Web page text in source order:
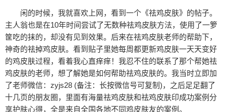
闲的时候，我就喜欢上网，看到一个《祛鸡皮肤》的帖子。
主人翁也是在10年时间尝试了无数种祛鸡皮肤方法，使用了一箩
筐吃的抹的，却没有见到效果。后来在祛鸡皮肤老师的帮助下，
神奇的祛掉鸡皮肤。看到贴子里她每周都更新鸡皮肤一天天变好
的鸡皮肤过程，看着我心直痒痒！我忍不住的联系了那个帮她祛
鸡皮肤的老师，想了解她是如何帮助祛鸡皮肤的。我当时立即加
了老师微信：zyjs28 (备注：长按微信号可复制)，之后足足翻了
十几页的朋友圈，里面有海量祛鸡皮肤和祛鸡皮肤印成功案例分
享护肤心得，全是来自全国各地不同鸡皮肤友的案例。